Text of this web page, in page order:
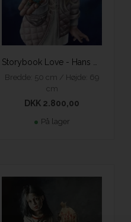
Storybook Love - Hans Henrik Fischer
Bredde: 50 cm / Højde: 69
cm
DKK 2.800,00
På lager